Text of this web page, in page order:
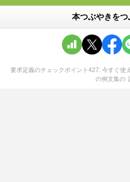
本つぶやきをつ
要求定義のチェックポイント427: 今すぐ使
の例文集の